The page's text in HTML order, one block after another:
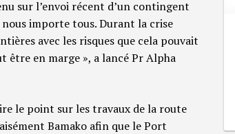
sur l’envoi récent d’un contingent
importe tous. Durant la crise
avec les risques que cela pouvait
être en marge », a lancé Pr Alpha
le point sur les travaux de la route
Bamako afin que le Port